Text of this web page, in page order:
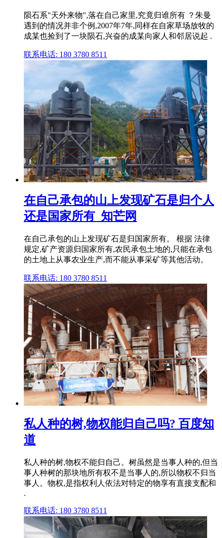
陨石系"天外来物",落在自己家里,究竟归谁所有 ？朱曼
遇到的情况并非个例,2007年7年,同样在自家草场放牧的
成某也捡到了一块陨石,兴奋的成某向家人和邻居说起 .
联系电话: 180 3780 8511
在自己承包的山上发现矿石是归个人
还是国家所有_知芒网
在自己承包的山上发现矿石是归国家所有。 根据 法律
规定,矿产资源归国家所有,农民承包土地的,只能在承包
的土地上从事农业生产,而不能从事采矿等其他活动。
联系电话: 180 3780 8511
私人种的树,物权能归自己吗? 百度知
道
私人种的树,物权不能归自己。树虽然是当事人种的,但当
事人种树的那块地所有权不是当事人的,所以物权不归当
事人。物权,是指权利人依法对特定的物享有直接支配和
.
联系电话: 180 3780 8511